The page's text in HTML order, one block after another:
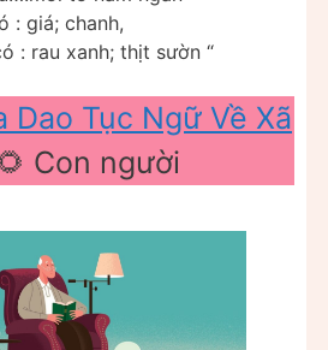
: giá; chanh,
: rau xanh; thịt sườn “
Dao Tục Ngữ Về Xã
Con người